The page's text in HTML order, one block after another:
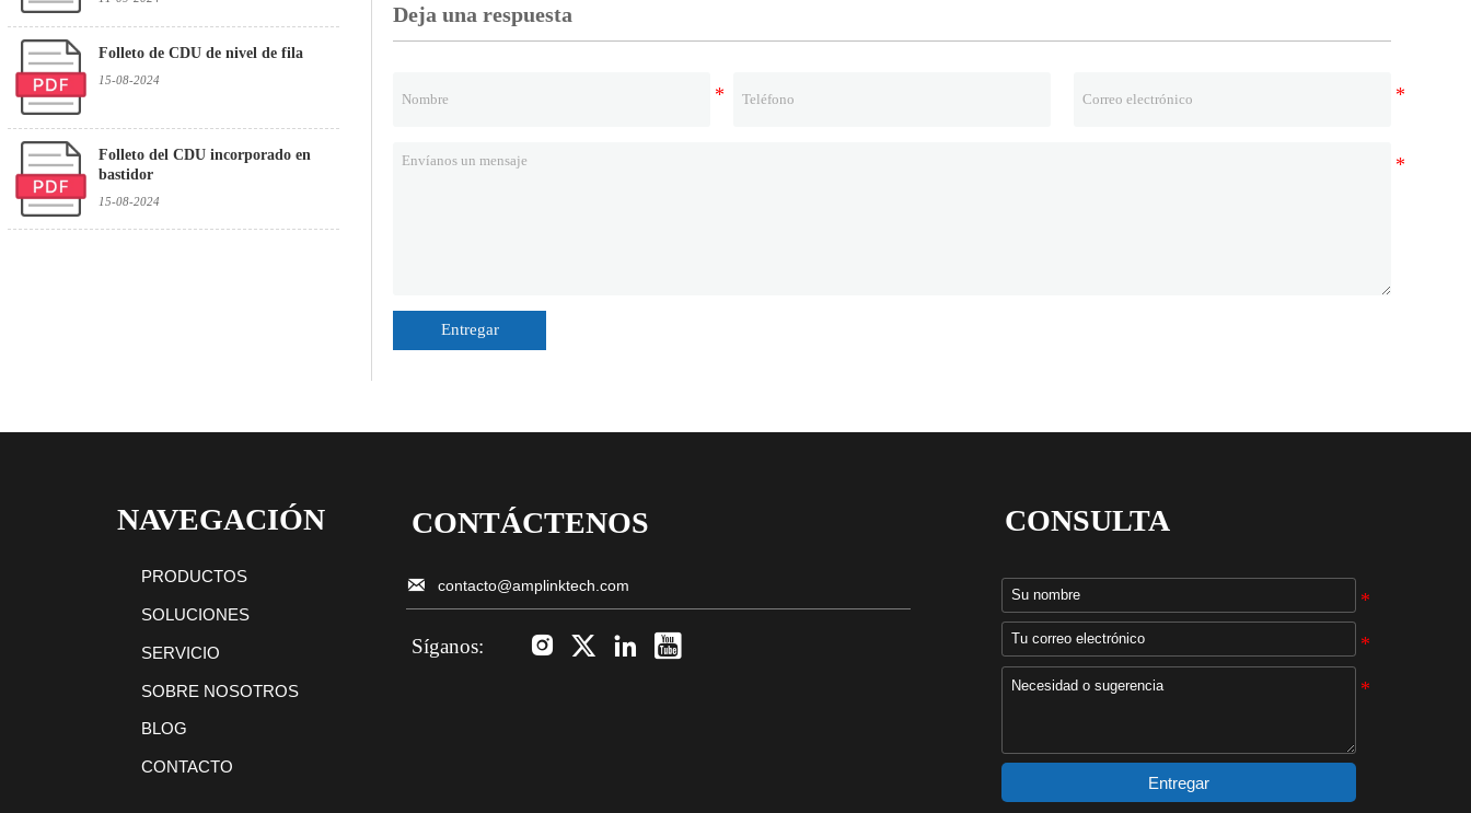
Folleto de CDU de nivel de fila
15-08-2024
Folleto del CDU incorporado en
bastidor
15-08-2024
Deja una respuesta
Entregar
NAVEGACIÓN
PRODUCTOS
SOLUCIONES
SERVICIO
SOBRE NOSOTROS
BLOG
CONTACTO
CONTÁCTENOS
 contacto@amplinktech.com
Síganos:    
CONSULTA
Entregar